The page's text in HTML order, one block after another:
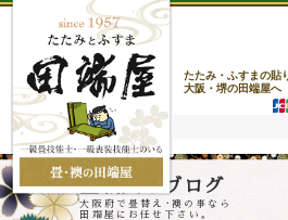
たたみ・ふすまの貼
大阪・堺の田端屋へ
畳職人のブログ
大阪府で畳替え･襖の事なら
田端屋にお任せ下さい。